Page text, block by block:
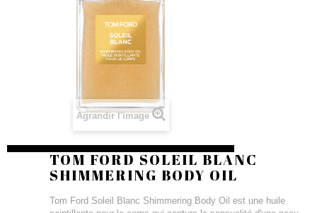
Agrandir l'image
TOM FORD SOLEIL BLANC
SHIMMERING BODY OIL
Tom Ford Soleil Blanc Shimmering Body Oil est une huile